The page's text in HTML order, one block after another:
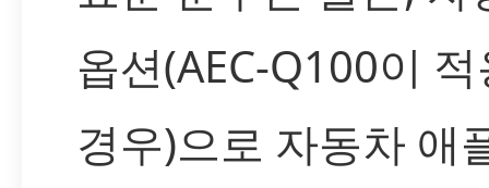
옵션(AEC-Q100이
경우)으로 자동차 애